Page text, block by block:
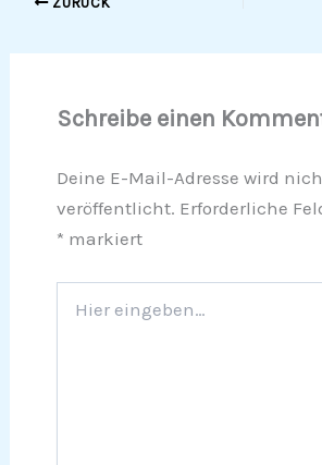
Schreibe einen
Deine E-Mail-Adresse wird
veröffentlicht. Erforderliche
* markiert
eingeben…